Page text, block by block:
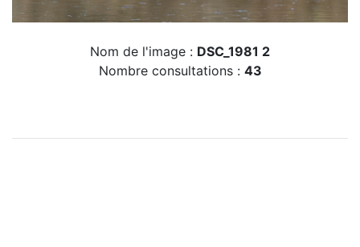
Nom de l'image : DSC_1981 2
Nombre consultations : 43